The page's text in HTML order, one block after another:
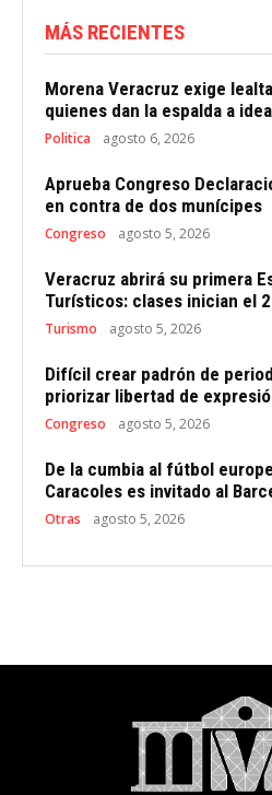
MÁS RECIENTES
Morena Veracruz exige
quienes dan la espalda a
Politica agosto 6, 2026
Aprueba Congreso
en contra de dos munícipes
Congreso agosto 5, 2026
Veracruz abrirá su primera
Turísticos: clases inician el
Turismo agosto 5, 2026
Difícil crear padrón de
priorizar libertad de
Congreso agosto 5, 2026
De la cumbia al fútbol
Caracoles es invitado al
Otras agosto 5, 2026